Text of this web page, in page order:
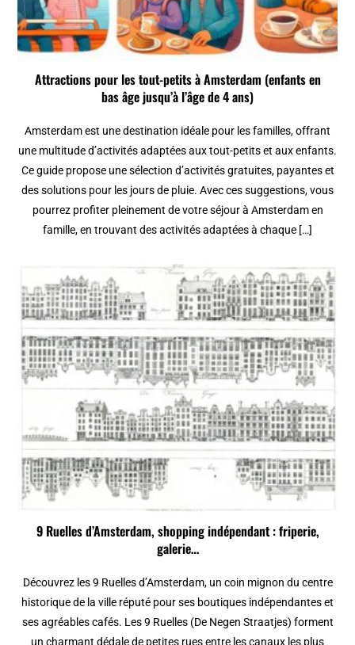
Attractions pour les tout-petits à Amsterdam (enfants en
bas âge jusqu’à l’âge de 4 ans)
Amsterdam est une destination idéale pour les familles, offrant
une multitude d’activités adaptées aux tout-petits et aux enfants.
Ce guide propose une sélection d’activités gratuites, payantes et
des solutions pour les jours de pluie. Avec ces suggestions, vous
pourrez profiter pleinement de votre séjour à Amsterdam en
famille, en trouvant des activités adaptées à chaque […]
9 Ruelles d’Amsterdam, shopping indépendant : friperie,
galerie…
Découvrez les 9 Ruelles d’Amsterdam, un coin mignon du centre
historique de la ville réputé pour ses boutiques indépendantes et
ses agréables cafés. Les 9 Ruelles (De Negen Straatjes) forment
un charmant dédale de petites rues entre les canaux les plus